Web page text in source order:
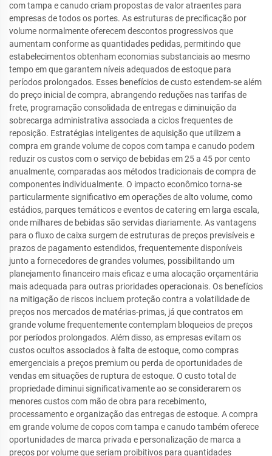
com tampa e canudo criam propostas de valor atraentes para
empresas de todos os portes. As estruturas de precificação por
volume normalmente oferecem descontos progressivos que
aumentam conforme as quantidades pedidas, permitindo que
estabelecimentos obtenham economias substanciais ao mesmo
tempo em que garantem níveis adequados de estoque para
períodos prolongados. Esses benefícios de custo estendem-se além
do preço inicial de compra, abrangendo reduções nas tarifas de
frete, programação consolidada de entregas e diminuição da
sobrecarga administrativa associada a ciclos frequentes de
reposição. Estratégias inteligentes de aquisição que utilizem a
compra em grande volume de copos com tampa e canudo podem
reduzir os custos com o serviço de bebidas em 25 a 45 por cento
anualmente, comparadas aos métodos tradicionais de compra de
componentes individualmente. O impacto econômico torna-se
particularmente significativo em operações de alto volume, como
estádios, parques temáticos e eventos de catering em larga escala,
onde milhares de bebidas são servidas diariamente. As vantagens
para o fluxo de caixa surgem de estruturas de preços previsíveis e
prazos de pagamento estendidos, frequentemente disponíveis
junto a fornecedores de grandes volumes, possibilitando um
planejamento financeiro mais eficaz e uma alocação orçamentária
mais adequada para outras prioridades operacionais. Os benefícios
na mitigação de riscos incluem proteção contra a volatilidade de
preços nos mercados de matérias-primas, já que contratos em
grande volume frequentemente contemplam bloqueios de preços
por períodos prolongados. Além disso, as empresas evitam os
custos ocultos associados à falta de estoque, como compras
emergenciais a preços premium ou perda de oportunidades de
vendas em situações de ruptura de estoque. O custo total de
propriedade diminui significativamente ao se considerarem os
menores custos com mão de obra para recebimento,
processamento e organização das entregas de estoque. A compra
em grande volume de copos com tampa e canudo também oferece
oportunidades de marca privada e personalização de marca a
preços por volume que seriam proibitivos para quantidades